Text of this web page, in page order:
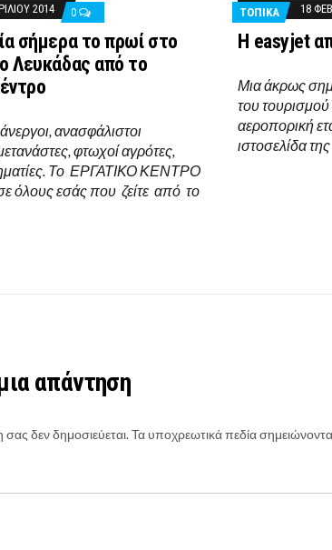
2014 0
σήμερα το πρωί στο
Λευκάδας από το
ανασφάλιστοι
φτωχοί αγρότες,
Το ΕΡΓΑΤΙΚΟ ΚΕΝΤΡΟ
όλους εσάς που ζείτε από το
ΤΟΠΙΚΑ 18
H easyjet
Μια άκρως
του
αεροπορική
ιστοσελίδα
απάντηση
δεν δημοσιεύεται.Τα υποχρεωτικά πεδία